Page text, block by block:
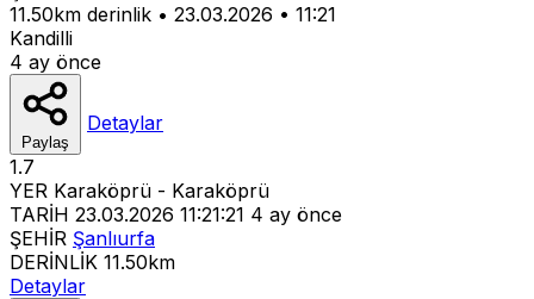
11.50km derinlik • 23.03.2026 • 11:21
Kandilli
4 ay önce
Paylaş
Detaylar
1.7
YER Karaköprü - Karaköprü
TARİH 23.03.2026 11:21:21 4 ay önce
ŞEHİR Şanlıurfa
DERİNLİK 11.50km
Detaylar